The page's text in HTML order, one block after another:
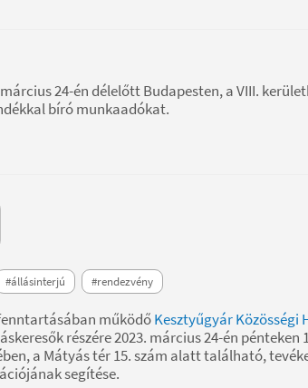
24-én délelőtt Budapesten, a VIII.
bíró munkaadókat.
#állásinterjú #rendezvény
működőKesztyűgyár Közösségi
részére 2023. március 24-én pénteken
a Mátyás tér 15. szám alatt található,
segítése.